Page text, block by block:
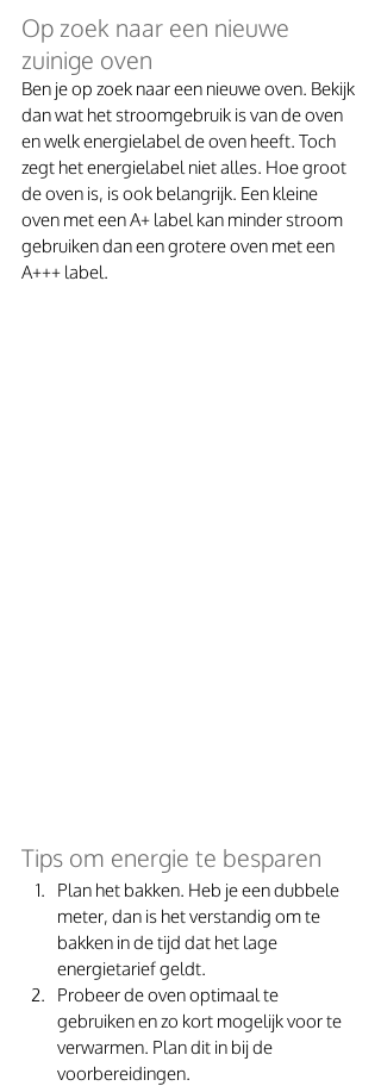
Op zoek naar een nieuwe
zuinige oven
Ben je op zoek naar een nieuwe oven. Bekijk
dan wat het stroomgebruik is van de oven
en welk energielabel de oven heeft. Toch
zegt het energielabel niet alles. Hoe groot
de oven is, is ook belangrijk. Een kleine
oven met een A+ label kan minder stroom
gebruiken dan een grotere oven met een
A+++ label.
Tips om energie te besparen
Plan het bakken. Heb je een dubbele
meter, dan is het verstandig om te
bakken in de tijd dat het lage
energietarief geldt.
Probeer de oven optimaal te
gebruiken en zo kort mogelijk voor te
verwarmen. Plan dit in bij de
voorbereidingen.